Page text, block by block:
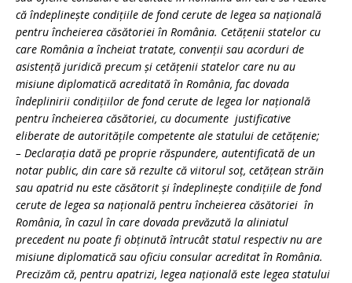
că îndeplineşte condiţiile de fond cerute de legea sa naţională
pentru încheierea căsătoriei în România. Cetăţenii statelor cu
care România a încheiat tratate, convenţii sau acorduri de
asistenţă juridică precum şi cetăţenii statelor care nu au
misiune diplomatică acreditată în România, fac dovada
îndeplinirii condiţiilor de fond cerute de legea lor naţională
pentru încheierea căsătoriei, cu documente justificative
eliberate de autorităţile competente ale statului de cetăţenie;
– Declaraţia dată pe proprie răspundere, autentificată de un
notar public, din care să rezulte că viitorul soţ, cetăţean străin
sau apatrid nu este căsătorit şi îndeplineşte condiţiile de fond
cerute de legea sa naţională pentru încheierea căsătoriei în
România, în cazul în care dovada prevăzută la aliniatul
precedent nu poate fi obţinută întrucât statul respectiv nu are
misiune diplomatică sau oficiu consular acreditat în România.
Precizăm că, pentru apatrizi, legea naţională este legea statului